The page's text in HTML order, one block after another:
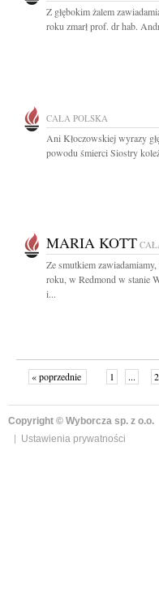
Z głębokim żalem
roku zmarł prof. dr hab.
CAŁA POLSKA
Ani Kłoczowskiej wyrazy
powodu śmierci Siostry
MARIA KOTT
Ze smutkiem
roku, w Redmond w stanie
i...
« poprzednie 1 ...
Copyright © Wyborcza sp. z o.o.
Ustawienia prywatności